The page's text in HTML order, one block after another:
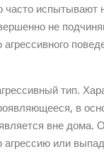
часто
не
тип.
в
вне
или